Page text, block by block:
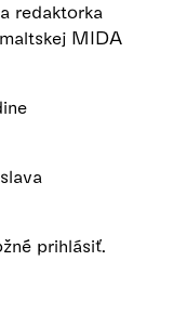
redaktorka
MIDA
prihlásiť.